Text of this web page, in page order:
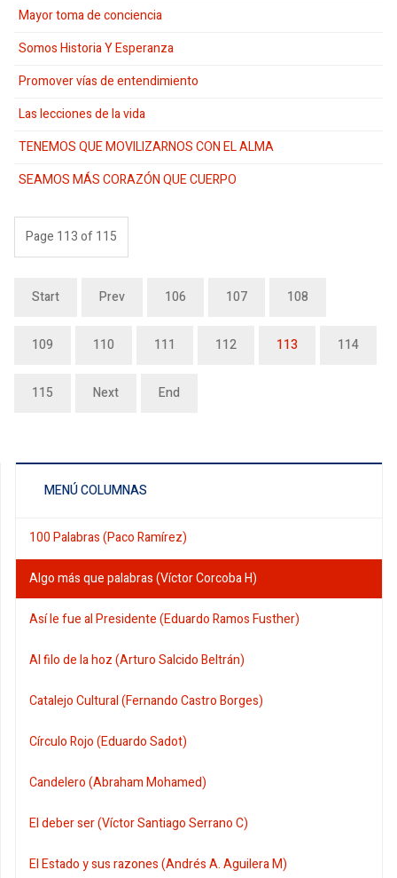
Mayor toma de conciencia
Somos Historia Y Esperanza
Promover vías de entendimiento
Las lecciones de la vida
TENEMOS QUE MOVILIZARNOS CON EL ALMA
SEAMOS MÁS CORAZÓN QUE CUERPO
Page 113 of 115
Start Prev 106 107 108
109 110 111 112 113 114
115 Next End
MENÚ COLUMNAS
100 Palabras (Paco Ramírez)
Algo más que palabras (Víctor Corcoba H)
Así le fue al Presidente (Eduardo Ramos Fusther)
Al filo de la hoz (Arturo Salcido Beltrán)
Catalejo Cultural (Fernando Castro Borges)
Círculo Rojo (Eduardo Sadot)
Candelero (Abraham Mohamed)
El deber ser (Víctor Santiago Serrano C)
El Estado y sus razones (Andrés A. Aguilera M)